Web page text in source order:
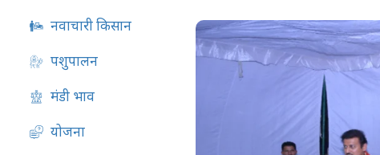
नवाचारी किसान
पशुपालन
मंडी भाव
योजना
अफ्रीकी स्वाइन फीवर का स्वदेशी टीका
07-Aug-2026 05:13 PM